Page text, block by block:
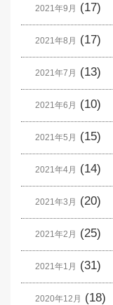
2021年9月 (17)
2021年8月 (17)
2021年7月 (13)
2021年6月 (10)
2021年5月 (15)
2021年4月 (14)
2021年3月 (20)
2021年2月 (25)
2021年1月 (31)
2020年12月 (18)